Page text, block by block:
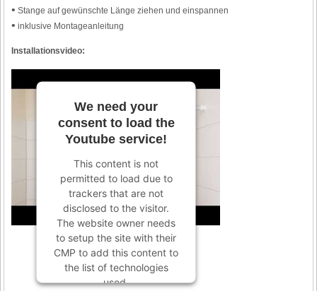
• Stange auf gewünschte Länge ziehen und einspannen
• inklusive Montageanleitung
Installationsvideo:
We need your
consent to load the
Youtube service!
This content is not
permitted to load due to
trackers that are not
disclosed to the visitor.
The website owner needs
to setup the site with their
CMP to add this content to
the list of technologies
used.